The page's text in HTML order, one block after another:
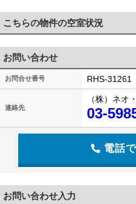
こちらの物件の空室状況
お問い合わせ
お問合せ番号 RHS-31261
連絡先
（株）ネオ
03-
電話
お問い合わせ入力